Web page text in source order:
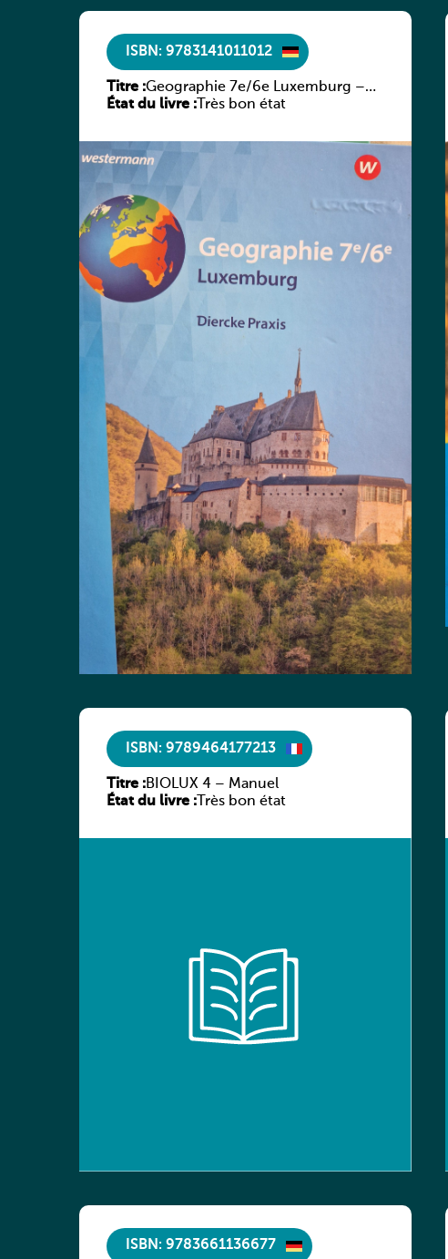
ISBN: 9783141011012
Titre :Geographie 7e/6e Luxemburg –
Diercke Praxis
État du livre : Très bon état
ISBN: 9789464177213
Titre :BIOLUX 4 – Manuel
État du livre : Très bon état
ISBN: 9783661136677